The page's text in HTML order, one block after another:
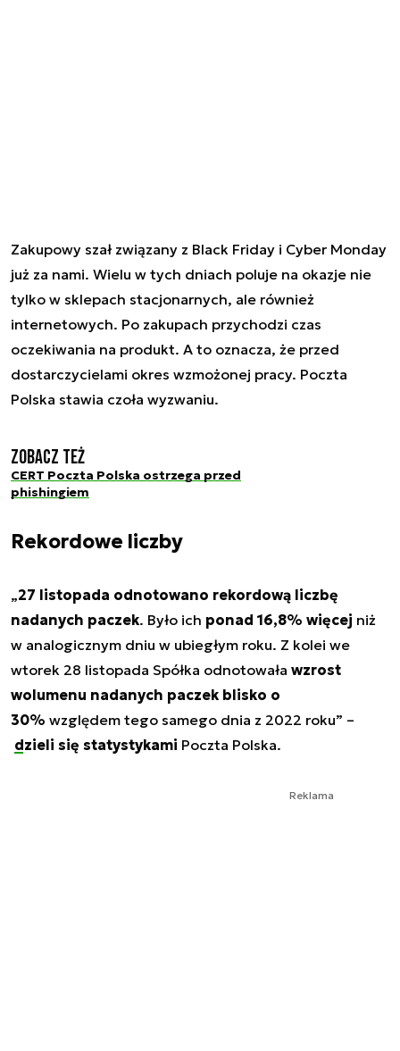
Zakupowy szał związany z Black Friday i Cyber Monday
już za nami. Wielu w tych dniach poluje na okazje nie
tylko w sklepach stacjonarnych, ale również
internetowych. Po zakupach przychodzi czas
oczekiwania na produkt. A to oznacza, że przed
dostarczycielami okres wzmożonej pracy. Poczta
Polska stawia czoła wyzwaniu.
Zobacz też
CERT Poczta Polska ostrzega przed
phishingiem
Rekordowe liczby
„27 listopada odnotowano rekordową liczbę
nadanych paczek. Było ich ponad 16,8% więcej niż
w analogicznym dniu w ubiegłym roku. Z kolei we
wtorek 28 listopada Spółka odnotowała wzrost
wolumenu nadanych paczek blisko o
30% względem tego samego dnia z 2022 roku” –
dzieli się statystykami Poczta Polska.
Reklama